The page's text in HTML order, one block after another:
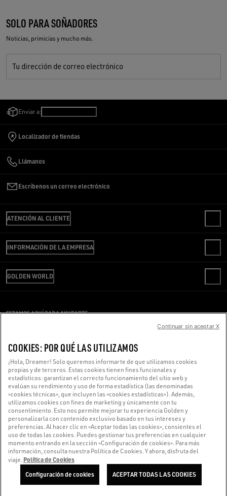
SOLO PARA SOÑADORES
Noticias, primicias y mucho más.
Tu dirección de correo electrónico
Enviar a:
Localizador de tiendas
Llámanos
Escríbenos un correo electrónico
ATENCIÓN AL CLIENTE
PREGUNTAS FRECUENTES
REVISA TU PEDIDO
ENVÍO
DEVOLUCIONES
GUÍA DE TALLAS
INFORMACIÓN DE LA EMPRESA
CÓDIGO ÉTICO
SOSTENIBILIDAD
OFICINA DE PRENSA
GOLDEN WORLD
COOKIES
CONFIGURACIÓN DE COOKIES
ESTAMOS AQUÍ PARA AYUDARTE
¿Estás usando un lector de pantalla y estás teniendo problemas?
Ponte en contacto con nosotros
Hecho con ❤ en Venecia.
Golden Goose S.p.A. ©2026 - Todos los derechos reservados.Más información
COOKIES: POR QUÉ LAS UTILIZAMOS
¡Hola, Dreamer! Solo queremos informarte de que utilizamos cookies
propias y de terceros. Estas cookies tienen fines funcionales y
estadísticos: garantizan el correcto funcionamiento del sitio web y
evalúan su rendimiento y uso de forma estadística (las denominadas
«cookies técnicas», que incluyen las «cookies estadísticas»). Además,
utilizamos cookies con fines de marketing y únicamente con tu
consentimiento. Esto nos permite mejorar tu experiencia Golden y
personalizarla con contenido exclusivo basado en tus intereses y
preferencias. Al hacer clic en «Aceptar todas las cookies», consientes el
uso de todas las cookies. Puedes gestionar tus preferencias en cualquier
momento entrando en la sección «Configuración de cookies». Para más
información, consulta nuestra Política de Cookies. Y ahora, disfruta del
viaje. Política de Cookies
Configuración de cookies ACEPTAR TODAS LAS COOKIES
Continuar sin aceptar X